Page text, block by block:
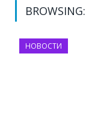
BROWSING:
НОВОСТИ